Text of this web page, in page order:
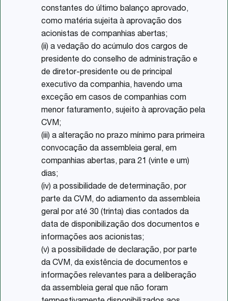
constantes do último balanço aprovado,
como matéria sujeita à aprovação dos
acionistas de companhias abertas;
(ii) a vedação do acúmulo dos cargos de
presidente do conselho de administração e
de diretor-presidente ou de principal
executivo da companhia, havendo uma
exceção em casos de companhias com
menor faturamento, sujeito à aprovação pela
CVM;
(iii) a alteração no prazo mínimo para primeira
convocação da assembleia geral, em
companhias abertas, para 21 (vinte e um)
dias;
(iv) a possibilidade de determinação, por
parte da CVM, do adiamento da assembleia
geral por até 30 (trinta) dias contados da
data de disponibilização dos documentos e
informações aos acionistas;
(v) a possibilidade de declaração, por parte
da CVM, da existência de documentos e
informações relevantes para a deliberação
da assembleia geral que não foram